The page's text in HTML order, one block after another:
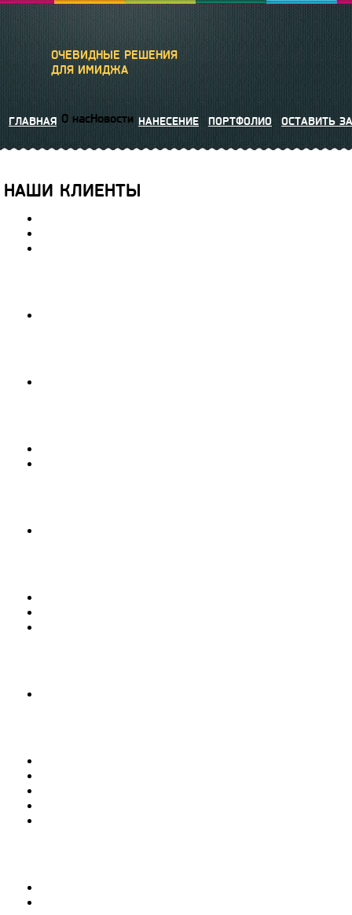
ОЧЕВИДНЫЕ РЕШЕНИЯ
ДЛЯ ИМИДЖА
ГЛАВНАЯ О насНовости НАНЕСЕНИЕ ПОРТФОЛИО ОСТАВИТЬ
НАШИ КЛИЕНТЫ